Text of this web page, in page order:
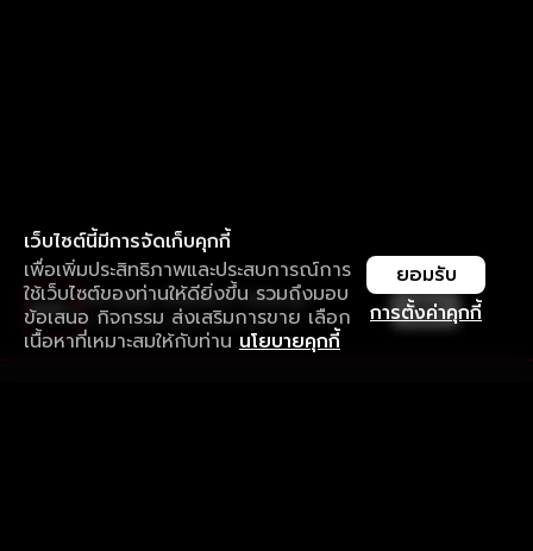
เว็บไซต์นี้มีการจัดเก็บคุกกี้
เพื่อเพิ่มประสิทธิภาพและประสบการณ์การ
ใช้เว็บไซต์ของท่านให้ดียิ่งขึ้น รวมถึงมอบ
ข้อเสนอ กิจกรรม ส่งเสริมการขาย เลือก
เนื้อหาที่เหมาะสมให้กับท่าน นโยบายคุกกี้
การตั้งค่าคุกกี้
ยอมรับ
ใช้งานแอป ลื่นไหลกว่า ไม่มีสะดุด
ดาวน์โหลดแอปเพื่อการรับชมที่ดีกว่า เปิด